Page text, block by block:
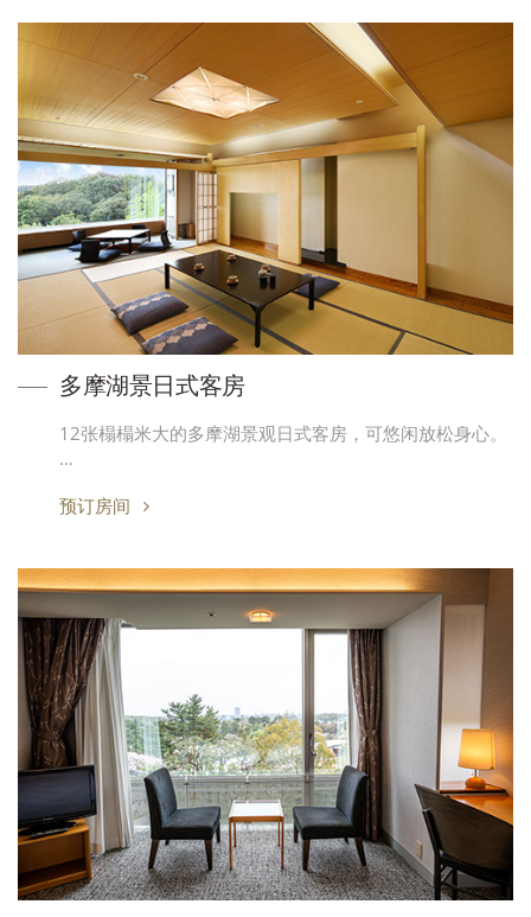
多摩湖景日式客房
12张榻榻米大的多摩湖景观日式客房，可悠闲放松身心。
…
预订房间